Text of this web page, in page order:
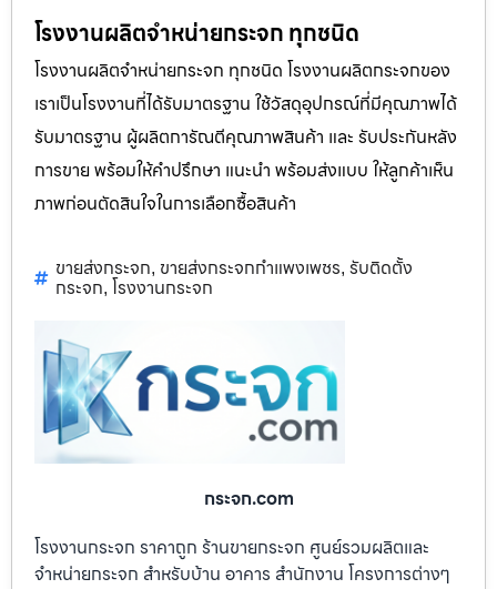
โรงงานผลิตจำหน่ายกระจก ทุกชนิด
โรงงานผลิตจำหน่ายกระจก ทุกชนิด โรงงานผลิตกระจกของ
เราเป็นโรงงานที่ได้รับมาตรฐาน ใช้วัสดุอุปกรณ์ที่มีคุณภาพได้
รับมาตรฐาน ผู้ผลิตการัณตีคุณภาพสินค้า และ รับประกันหลัง
การขาย พร้อมให้คำปรึกษา แนะนำ พร้อมส่งแบบ ให้ลูกค้าเห็น
ภาพก่อนตัดสินใจในการเลือกซื้อสินค้า
ขายส่งกระจก, ขายส่งกระจกกำแพงเพชร, รับติดตั้ง
กระจก, โรงงานกระจก
กระจก.com
โรงงานกระจก ราคาถูก ร้านขายกระจก ศูนย์รวมผลิตและ
จำหน่ายกระจก สำหรับบ้าน อาคาร สำนักงาน โครงการต่างๆ